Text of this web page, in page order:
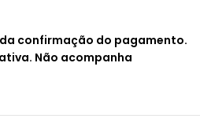
confirmação do pagamento.
Não acompanha